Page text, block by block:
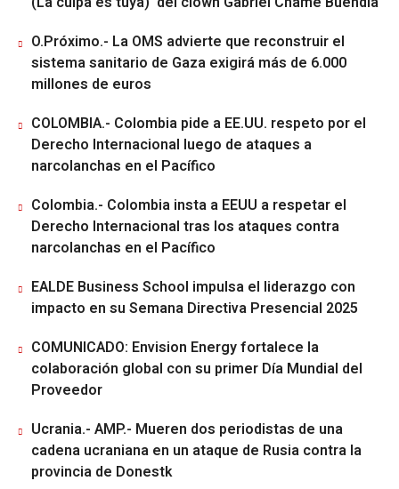
O.Próximo.- La OMS advierte que reconstruir el
sistema sanitario de Gaza exigirá más de 6.000
millones de euros
COLOMBIA.- Colombia pide a EE.UU. respeto por el
Derecho Internacional luego de ataques a
narcolanchas en el Pacífico
Colombia.- Colombia insta a EEUU a respetar el
Derecho Internacional tras los ataques contra
narcolanchas en el Pacífico
EALDE Business School impulsa el liderazgo con
impacto en su Semana Directiva Presencial 2025
COMUNICADO: Envision Energy fortalece la
colaboración global con su primer Día Mundial del
Proveedor
Ucrania.- AMP.- Mueren dos periodistas de una
cadena ucraniana en un ataque de Rusia contra la
provincia de Donestk